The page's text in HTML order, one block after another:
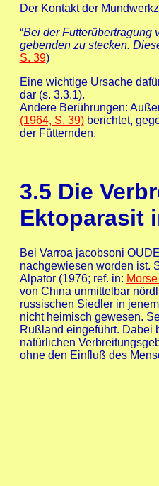
Der Kontakt der
“Bei der Futterübertragung
gebenden zu stecken.
S. 39)
Eine wichtige Ursache
dar (s. 3.3.1).
Andere Berührungen:
(1964, S. 39)berichtet,
der Fütternden.
3.5 Die
Ektoparasit
Bei Varroa jacobsoni
nachgewiesen worden ist.
Alpator (1976; ref. in:
von China unmittelbar
russischen Siedler in
nicht heimisch gewesen.
Rußland eingeführt. Dabei
natürlichen
ohne den Einfluß des